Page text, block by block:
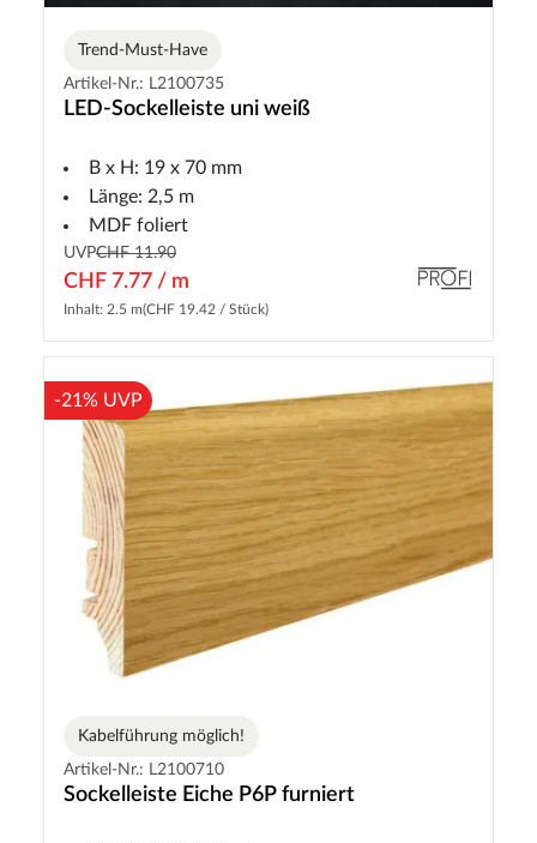
Trend-Must-Have
Artikel-Nr.: L2100735
LED-Sockelleiste uni weiß
B x H: 19 x 70 mm
Länge: 2,5 m
MDF foliert
UVPCHF 11.90
CHF 7.77 / m
Inhalt: 2.5 m(CHF 19.42 / Stück)
-21% UVP
Kabelführung möglich!
Artikel-Nr.: L2100710
Sockelleiste Eiche P6P furniert